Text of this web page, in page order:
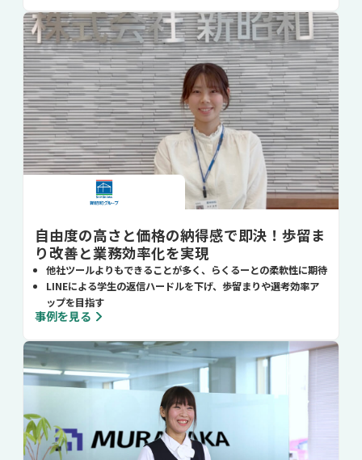
自由度の高さと価格の納得感で即決！歩留ま
り改善と業務効率化を実現
他社ツールよりもできることが多く、らくるーとの柔軟性に期待
LINEによる学生の返信ハードルを下げ、歩留まりや選考効率ア
ップを目指す
事例を見る